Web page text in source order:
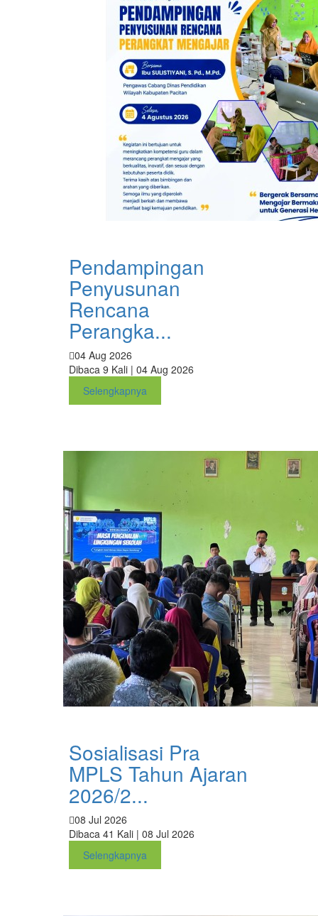
Pendampingan
Penyusunan
Rencana
Perangka...
04 Aug 2026
Dibaca 9 Kali | 04 Aug 2026
Selengkapnya
Sosialisasi Pra
MPLS Tahun Ajaran
2026/2...
08 Jul 2026
Dibaca 41 Kali | 08 Jul 2026
Selengkapnya